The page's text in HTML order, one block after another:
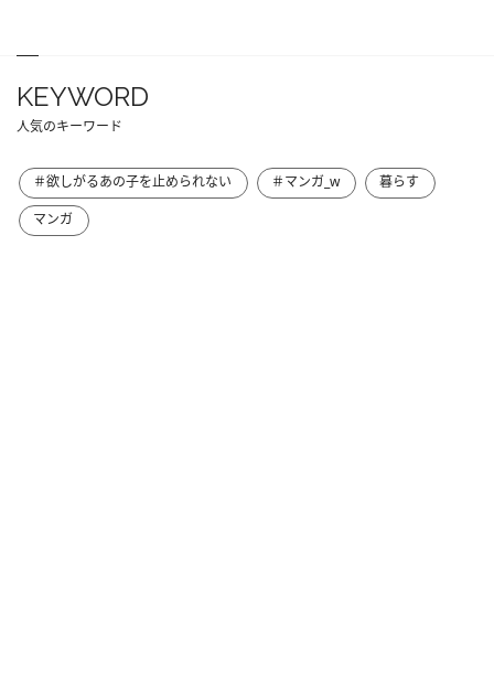
KEYWORD
人気のキーワード
＃欲しがるあの子を止められない ＃マンガ_w
暮らす
マンガ